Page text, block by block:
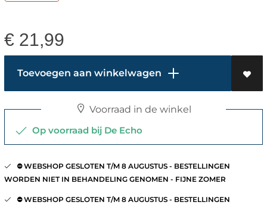
€ 21,99
Toevoegen aan winkelwagen
Voorraad in de winkel
Op voorraad bij De Echo
⛔️ WEBSHOP GESLOTEN T/M 8 AUGUSTUS - BESTELLINGEN
WORDEN NIET IN BEHANDELING GENOMEN - FIJNE ZOMER
⛔️ WEBSHOP GESLOTEN T/M 8 AUGUSTUS - BESTELLINGEN